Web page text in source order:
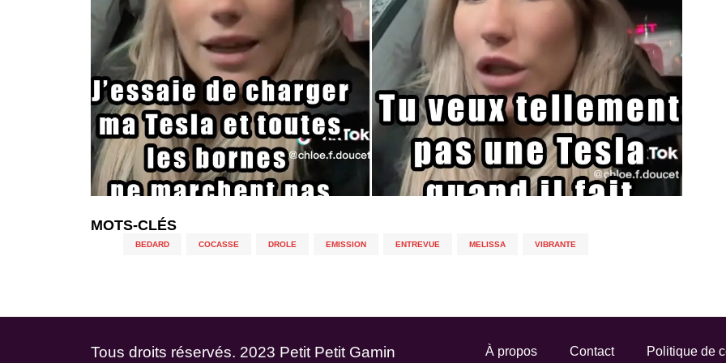
MOTS-CLÉS
BEDARD COCASSE DROLE EMISSION ENTREVUE MELISSA VIBRANTE
Tous droits réservés. 2023 Petit Petit Gamin À propos Contact Politique de